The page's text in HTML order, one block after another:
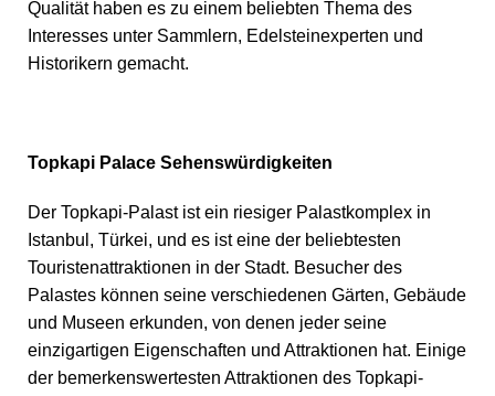
Qualität haben es zu einem beliebten Thema des
Interesses unter Sammlern, Edelsteinexperten und
Historikern gemacht.
Topkapi Palace Sehenswürdigkeiten
Der Topkapi-Palast ist ein riesiger Palastkomplex in
Istanbul, Türkei, und es ist eine der beliebtesten
Touristenattraktionen in der Stadt. Besucher des
Palastes können seine verschiedenen Gärten, Gebäude
und Museen erkunden, von denen jeder seine
einzigartigen Eigenschaften und Attraktionen hat. Einige
der bemerkenswertesten Attraktionen des Topkapi-